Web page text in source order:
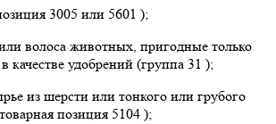
3005 или 5601 );
волоса животных, пригодные только
качестве удобрений (группа 31 );
из шерсти или тонкого или грубого
позиция 5104 );